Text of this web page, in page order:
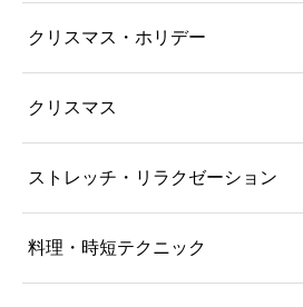
クリスマス・ホリデー
クリスマス
ストレッチ・リラクゼーション
料理・時短テクニック